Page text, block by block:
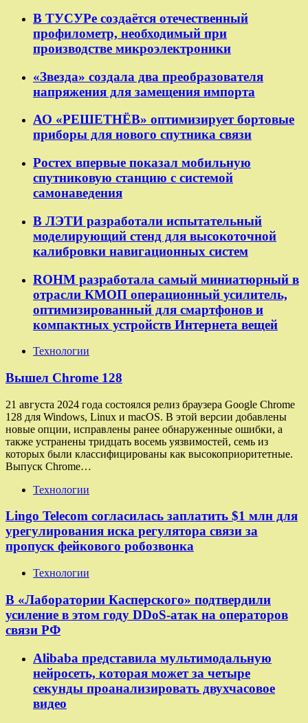
В ТУСУРе создаётся отечественный
профилометр, необходимый при
производстве микроэлектроники
«Звезда» создала два преобразователя
напряжения для замещения импорта
АО «РЕШЕТНЁВ» оптимизирует бортовые
приборы для нового спутника связи
Ростех впервые показал мобильную
спутниковую станцию с системой
самонаведения
В ЛЭТИ разработали испытательный
моделирующий стенд для высокоточной
калибровки навигационных систем
ROHM разработала самый миниатюрный в
отрасли КМОП операционный усилитель,
оптимизированный для смартфонов и
компактных устройств Интернета вещей
Технологии
Вышел Chrome 128
21 августа 2024 года состоялся релиз браузера Google Chrome
128 для Windows, Linux и macOS. В этой версии добавлены
новые опции, исправлены ранее обнаруженные ошибки, а
также устранены тридцать восемь уязвимостей, семь из
которых были классифицированы как высокоприоритетные.
Выпуск Chrome…
Технологии
Lingo Telecom согласилась заплатить $1 млн для
урегулирования иска регулятора связи за
пропуск фейкового робозвонка
Технологии
В «Лаборатории Касперского» подтвердили
усиление в этом году DDoS-атак на операторов
связи РФ
Alibaba представила мультимодальную
нейросеть, которая может за четыре
секунды проанализировать двухчасовое
видео